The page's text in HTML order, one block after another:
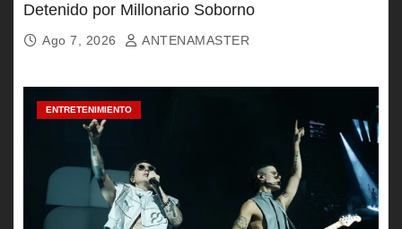
Detenido por Millonario Soborno
Ago 7, 2026 ANTENAMASTER
ENTRETENIMIENTO